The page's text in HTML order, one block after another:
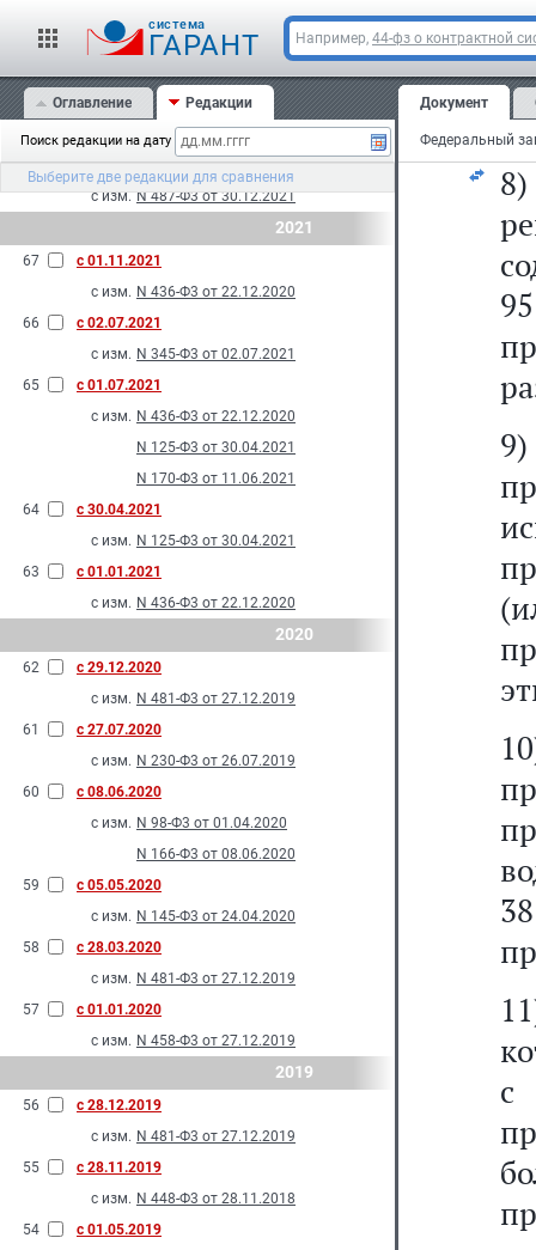
cистема
ГАРАНТ Например, 44-фз о контрактной
Оглавление Редакции
Поиск редакции на дату
Выберите две редакции для сравнения
70
с 26.03.2022
69
с 01.03.2022
с изм. N 176-Ф3 от 11.06.2021
68
с 10.01.2022
с изм. N 487-Ф3 от 30.12.2021
2021
67
с 01.11.2021
с изм. N 436-Ф3 от 22.12.2020
66
с 02.07.2021
с изм. N 345-Ф3 от 02.07.2021
65
с 01.07.2021
с изм. N 436-Ф3 от 22.12.2020
N 125-Ф3 от 30.04.2021
N 170-Ф3 от 11.06.2021
64
с 30.04.2021
с изм. N 125-Ф3 от 30.04.2021
63
с 01.01.2021
с изм. N 436-Ф3 от 22.12.2020
2020
62
с 29.12.2020
с изм. N 481-Ф3 от 27.12.2019
61
с 27.07.2020
с изм. N 230-Ф3 от 26.07.2019
60
с 08.06.2020
с изм. N 98-Ф3 от 01.04.2020
N 166-Ф3 от 08.06.2020
59
с 05.05.2020
с изм. N 145-Ф3 от 24.04.2020
58
с 28.03.2020
с изм. N 481-Ф3 от 27.12.2019
57
с 01.01.2020
с изм. N 458-Ф3 от 27.12.2019
2019
56
с 28.12.2019
с изм. N 481-Ф3 от 27.12.2019
55
с 28.11.2019
с изм. N 448-Ф3 от 28.11.2018
54
с 01.05.2019
Документ
с